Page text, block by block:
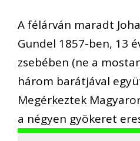
A félárván maradt
Gundel 1857-ben, 13
zsebében (ne a
három barátjával
Megérkeztek
a négyen gyökeret